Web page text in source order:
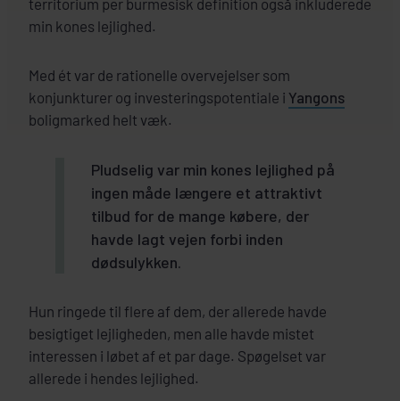
min kones lejlighed.
Med ét var de rationelle overvejelser som
konjunkturer og investeringspotentiale i Yangons
boligmarked helt væk.
Pludselig var min kones lejlighed på
ingen måde længere et attraktivt
tilbud for de mange købere, der
havde lagt vejen forbi inden
dødsulykken.
Hun ringede til flere af dem, der allerede havde
besigtiget lejligheden, men alle havde mistet
interessen i løbet af et par dage. Spøgelset var
allerede i hendes lejlighed.